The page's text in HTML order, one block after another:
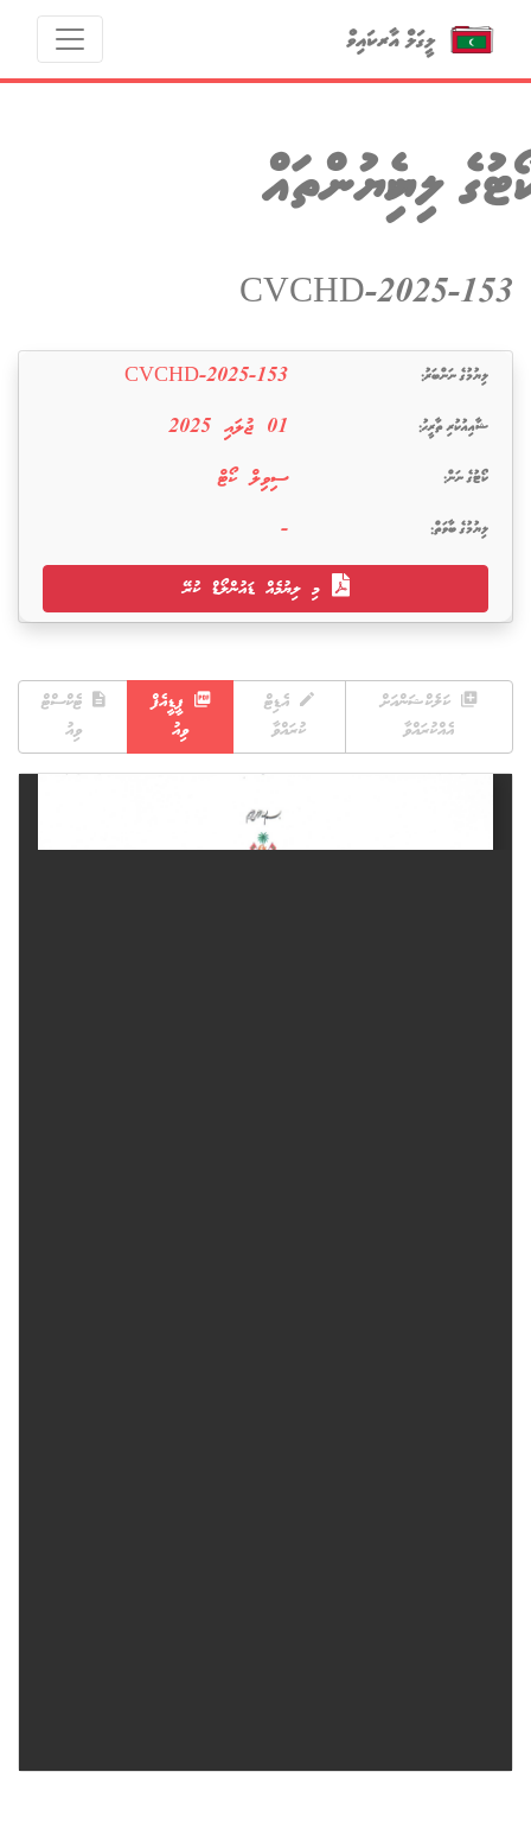
ކޯޓުގެ ލިޔެކިޔުންތައް
153-CVCHD-2025
ލިޔުމުގެ ނަންބަރު:
153-CVCHD-2025
ޝާއިއުކުރި ތާރީޙު:
‫‫‫01 ޖުލައި 2025
ކޯޓުގެ ނަން:
ސިވިލް ކޯޓް
ލިޔުމުގެ ބާވަތް:
-
މި ލިޔުމެއް ޑައުންލޯޑް ކުރޭ
ކަލެކްޝަންއަށް
އެއްކުރައްވާ
އެޑިޓް
ކުރައްވާ
ޕީޑީއެފް
ވިއު
ޓެކްސްޓް
ވިއު